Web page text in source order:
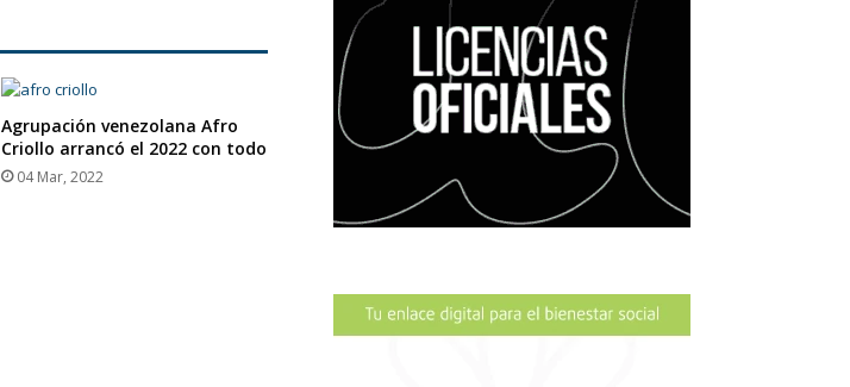
Agrupación venezolana Afro
Criollo arrancó el 2022 con todo
04 Mar, 2022